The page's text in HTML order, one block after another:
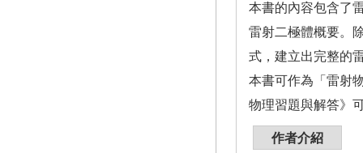
本書的內容包含了
雷射二極體概要。
式，建立出完整的
本書可作為「雷射
物理習題與解答》
作者介紹